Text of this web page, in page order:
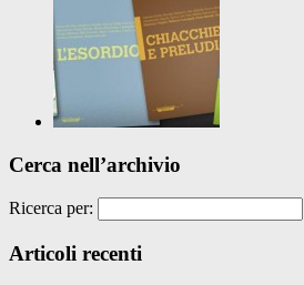
Cerca nell’archivio
Ricerca per:
Articoli recenti